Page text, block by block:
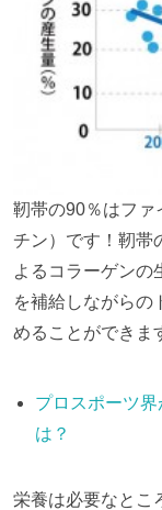
靭帯の90％はファ
チン）です！靭帯
よるコラーゲンの
を補給しながらの
めることができま
プロスポーツ
は？
栄養は必要なとこ